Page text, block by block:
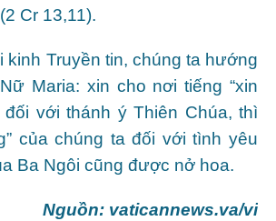
Cr 13,11).
kinh Truyền tin, chúng ta hướng
Maria: xin cho nơi tiếng “xin
đối với thánh ý Thiên Chúa, thì
của chúng ta đối với tình yêu
Ba Ngôi cũng được nở hoa.
Nguồn: vaticannews.va/vi